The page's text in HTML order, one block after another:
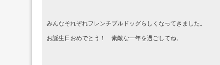
みんなそれぞれフレンチブルドッグらしくなってきました。
お誕生日おめでとう！ 素敵な一年を過ごしてね。